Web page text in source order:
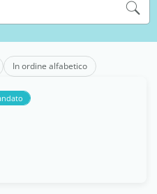
In ordine alfabetico